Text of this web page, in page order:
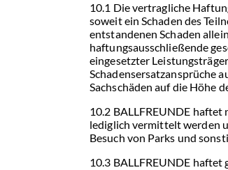
10.1 Die vertragliche
soweit ein Schaden des
entstandenen Schaden
haftungsausschließende
eingesetzter
Schadensersatzansprüche
Sachschäden auf die Höhe
10.2 BALLFREUNDE
lediglich vermittelt werden
Besuch von Parks und
10.3 BALLFREUNDE